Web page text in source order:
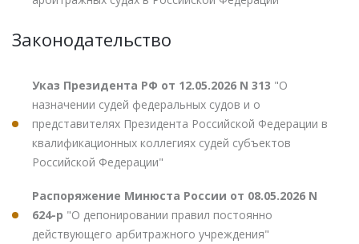
Законодательство
Указ Президента РФ от 12.05.2026 N 313 "О
назначении судей федеральных судов и о
представителях Президента Российской Федерации в
квалификационных коллегиях судей субъектов
Российской Федерации"
Распоряжение Минюста России от 08.05.2026 N
624-р "О депонировании правил постоянно
действующего арбитражного учреждения"